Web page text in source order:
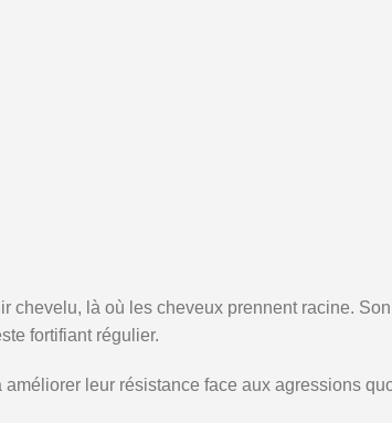
chevelu, là où les cheveux prennent racine.
fortifiant régulier.
leur résistance face aux agressions